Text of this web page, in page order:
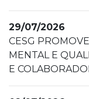
29/07/2026
CESG
MENTAL E
E